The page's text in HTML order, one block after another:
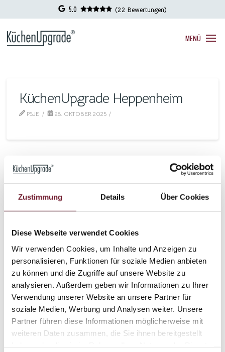
Zustimmung Details Über Cookies
Diese Webseite verwendet Cookies
Wir verwenden Cookies, um Inhalte und Anzeigen zu
personalisieren, Funktionen für soziale Medien anbieten
zu können und die Zugriffe auf unsere Website zu
analysieren. Außerdem geben wir Informationen zu Ihrer
Verwendung unserer Website an unsere Partner für
soziale Medien, Werbung und Analysen weiter. Unsere
Partner führen diese Informationen möglicherweise mit
weiteren Daten zusammen, die Sie ihnen bereitgestellt
5.0 (22 Bewertungen)
MENÜ
KüchenUpgrade Heppenheim
PSJE 28. OKTOBER 2025
Auch in Ihrer Nähe
Unsere Arbeitsplatten liefern und
montieren wir deutschlandweit. Unsere
regionalen Steinmetze befinden sich im